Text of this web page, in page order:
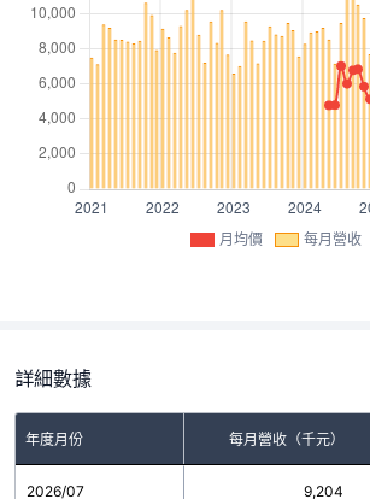
月均價 每月營收
詳細數據
年度月份 每月營收（千元）
2026/07 9,204